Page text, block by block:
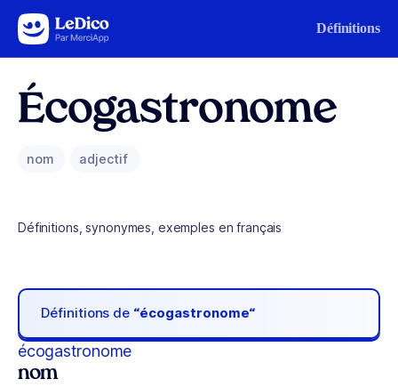
Aller au contenu Définitions
Écogastronome
nom adjectif
Définitions, synonymes, exemples en français
Définitions de “écogastronome“
écogastronome
nom